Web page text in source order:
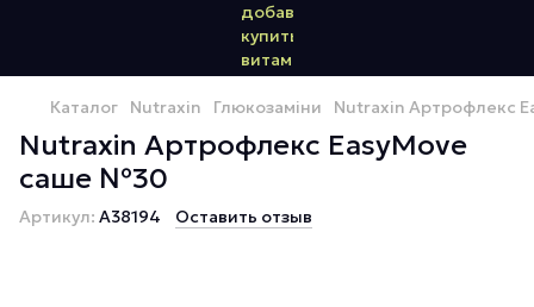
Каталог Nutraxin Глюкозаміни Nutraxin Артрофлекс
Nutraxin Артрофлекс EasyMove
саше №30
Артикул: А38194 Оставить отзыв